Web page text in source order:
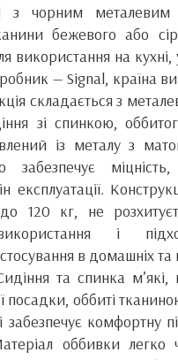
з чорним
бежевого або
використання на кухні,
— Signal, країна
складається з
зі спинкою,
із металу з
міцність,
експлуатації.
120 кг, не
і
в домашніх
та спинка м’які,
посадки, оббиті
комфортну
оббивки легко